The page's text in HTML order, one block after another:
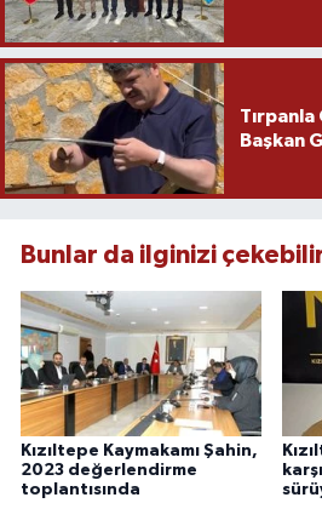
Tırpanla
Başkan
Bunlar da ilginizi
Kızıltepe Kaymakamı Şahin,
2023 değerlendirme
toplantısında